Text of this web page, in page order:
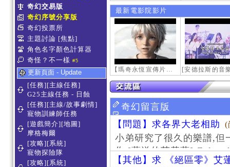
奇幻交易版
奇幻序號分享版
奇幻投票所
主題討論 [焦點]
角色名字顏色計算器
奇怪？不一樣 #5
更新頁面 - Update
[任務][主線任務]
G25主線任務 - 日蝕
[任務][主線/故事劇情]
寵物訓練師任務
[遊戲簡介][地圖]
摩格梅爾
[攻略][系統]
寵物探險隊
[攻略][系統]
最新電影院影片
【瑪奇永恆宣傳片】最初的感動
奇幻留言版
【問題】求各界大老相助
(
小弟研究了很久的樂譜,但
作 [葬送的芙莉蓮]-
【其他】求 《絕區零》艾